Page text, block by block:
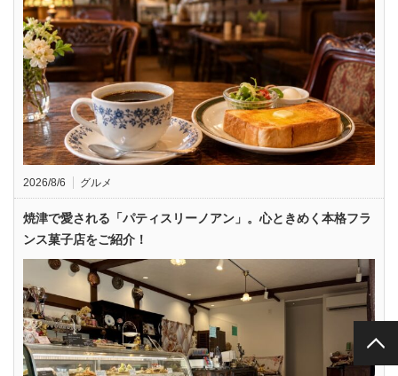
2026/8/6 グルメ
焼津で愛される「パティスリーノアン」。心ときめく本格フラ
ンス菓子店をご紹介！
PAGE TOP